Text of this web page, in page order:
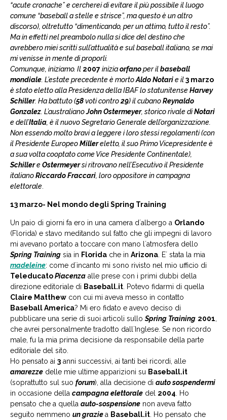
“acute cronache” e cercherei di evitare il più possibile il luogo
comune “baseball a stelle e strisce”, ma questo è un altro
discorso), oltretutto “dimenticando, per un attimo, tutto il resto”.
Ma in effetti nel preambolo nulla si dice del destino che
avrebbero miei scritti sull’attualità e sul baseball italiano, se mai
mi venisse in mente di proporli.
Comunque, iniziamo. Il 2007iniziaorfanoper ilbaseball
mondiale. L’estate precedente è mortoAldo Notarie il3 marzo
è stato eletto alla Presidenza della IBAF lo statunitenseHarvey
Schiller. Ha battuto (58voti contro29) il cubanoReynaldo
Gonzalez. L’australianoJohn Ostermeyer, storico rivale diNotari
e dell’Italia, è il nuovo Segretario Generale dell’organizzazione.
Non essendo molto bravi a leggere i loro stessi regolamenti (con
il Presidente EuropeoMillereletto, il suo Primo Vicepresidente è
a sua volta cooptato come Vice Presidente Continentale),
SchillereOstermeyersi ritrovano nell’Esecutivo il Presidente
italianoRiccardo Fraccari, loro oppositore in campagna
elettorale
13 marzo- Nel mondo degli Spring Training
Un paio di giorni fa ero in una camera d´albergo a Orlando
(Florida) e stavo meditando sul fatto che gli impegni di lavoro
mi avevano portato a toccare con mano l´atmosfera dello
Spring Training sia in Florida che in Arizona . E´ stata la mia
madeleine: come d´incanto mi sono rivisto nel mio ufficio di
TeleducatoPiacenza alle prese con i primi dubbi della
direzione editoriale di Baseball.it . Potevo fidarmi di quella
Claire Matthew con cui mi aveva messo in contatto
Baseball America? Mi ero fidato e avevo deciso di
pubblicare una serie di suoi articoli sulloSpring Training 2001
che avrei personalmente tradotto dall´Inglese. Se non ricordo
male, fu la mia prima decisione da responsabile della parte
editoriale del sito.
Ho pensato ai 3 anni successivi, ai tanti bei ricordi, alle
amarezze delle mie ultime apparizioni su Baseball.it
(soprattutto sul suo forum), alla decisione di auto sospendermi
in occasione della campagna elettorale del 2004 . Ho
pensato che a quella auto-sospensione non aveva fatto
seguito nemmeno un graziea Baseball.it . Ho pensato che